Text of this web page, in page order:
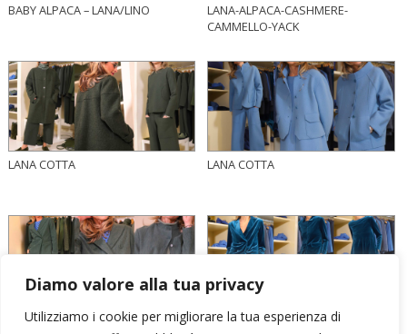
Diamo valore alla tua privacy
Utilizziamo i cookie per migliorare la tua esperienza di
BABY ALPACA – LANA/LINO
LANA-ALPACA-CASHMERE-
CAMMELLO-YACK
LANA COTTA LANA COTTA
LANA/LINO VELLUTO ELASTICIZZATO